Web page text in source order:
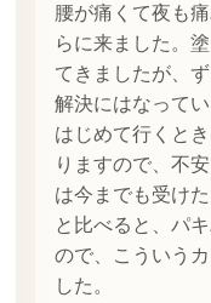
腰が痛くて夜も
らに来ました。
てきましたが、
解決にはなって
はじめて行くと
りますので、不
は今までも受け
と比べると、パ
ので、こういう
した。